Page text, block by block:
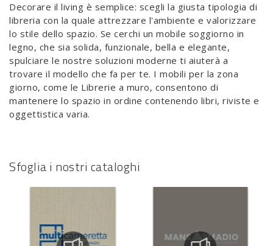
Decorare il living è semplice: scegli la giusta tipologia di
libreria con la quale attrezzare l'ambiente e valorizzare
lo stile dello spazio. Se cerchi un mobile soggiorno in
legno, che sia solida, funzionale, bella e elegante,
spulciare le nostre soluzioni moderne ti aiuterà a
trovare il modello che fa per te. I mobili per la zona
giorno, come le Librerie a muro, consentono di
mantenere lo spazio in ordine contenendo libri, riviste e
oggettistica varia.
Sfoglia i nostri cataloghi